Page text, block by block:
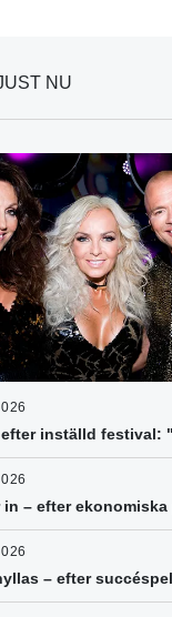
NU
inställd festival:
– efter ekonomiska
– efter